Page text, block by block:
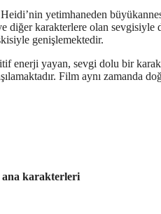
yetimhaneden
diğer karakterlere olan sevgisiyle
genişlemektedir.
enerji yayan, sevgi dolu bir
Film aynı zamanda
karakterleri